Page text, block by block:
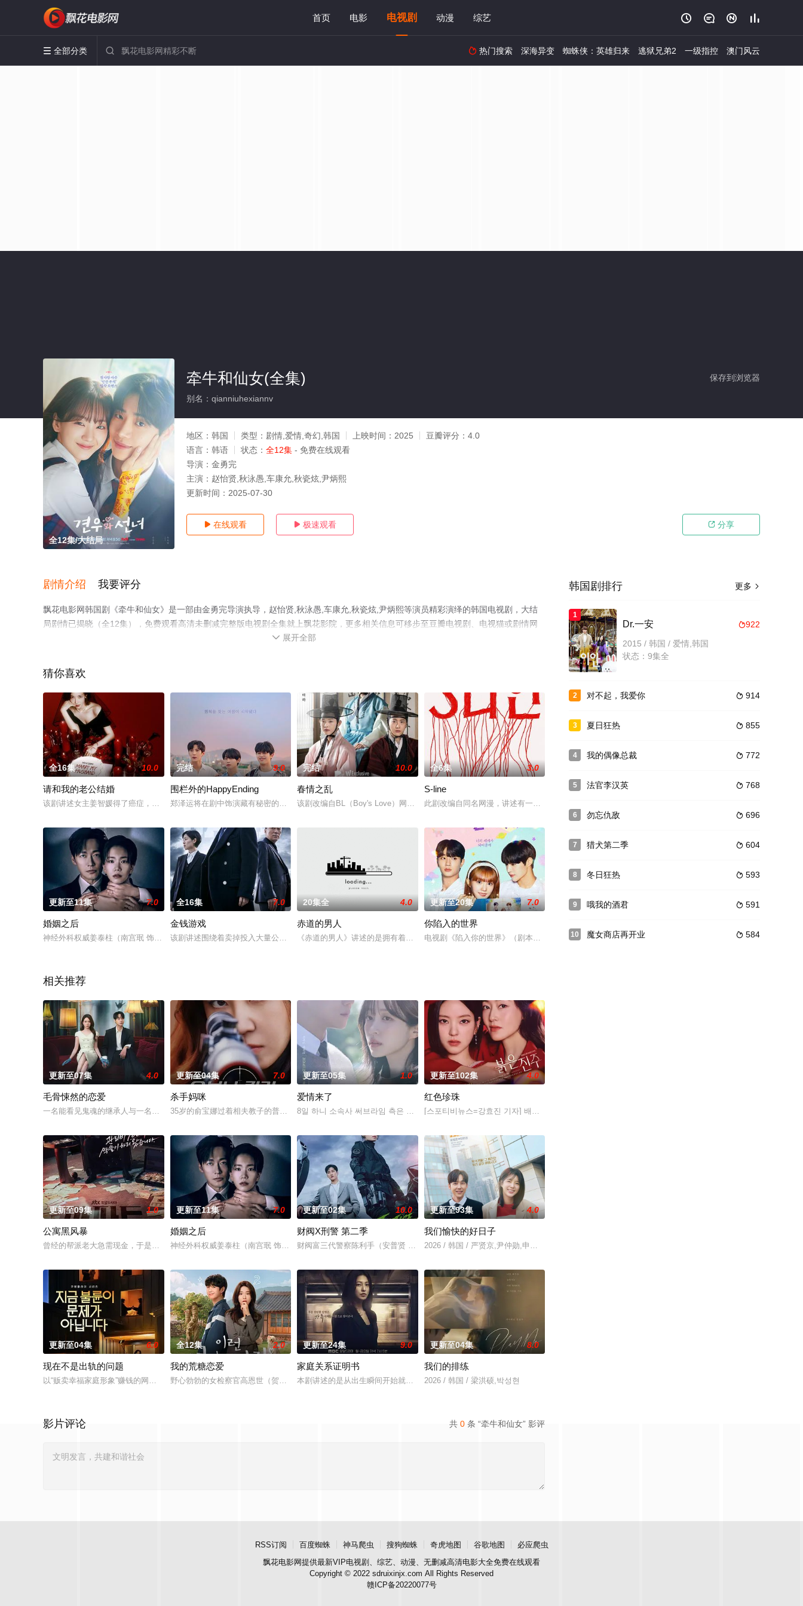
首页 电影 电视剧 动漫 综艺    
 全部分类   热门搜索 深海异变 蜘蛛侠：英雄归来 逃狱兄弟2 一级指控 澳门风云
全12集/大结局
保存到浏览器
牵牛和仙女(全集)
别名：qianniuhexiannv
地区： 韩国 类型： 剧情,爱情,奇幻,韩国 上映时间： 2025 豆瓣评分： 4.0
语言： 韩语 状态： 全12集 - 免费在线观看
导演： 金勇完
主演： 赵怡贤,秋泳愚,车康允,秋瓷炫,尹炳熙
更新时间： 2025-07-30
 在线观看  极速观看  分享
剧情介绍 我要评分
飘花电影网韩国剧《牵牛和仙女》是一部由金勇完导演执导，赵怡贤,秋泳愚,车康允,秋瓷炫,尹炳熙等演员精彩演绎的韩国电视剧，大结
局剧情已揭晓（全12集），免费观看高清未删减完整版电视剧全集就上飘花影院，更多相关信息可移步至豆瓣电视剧、电视猫或剧情网
 展开全部
猜你喜欢
全16集 10.0
请和我的老公结婚
该剧讲述女主姜智媛得了癌症，她目睹闺蜜和老公出轨，还被自己的老公杀死后,她突然穿越回到10年前，与同公司部长一起展开复仇的故事。
完结 9.0
围栏外的HappyEnding
郑泽运将在剧中饰演藏有秘密的明星作家金正贤（音译）一角。河钟宇将在剧中饰演对每件事情都很积极，热情洋溢的出版社代表韩泰英（音译）一角。工
完结 10.0
春情之乱
该剧改编自BL（Boy's Love）网络漫画，是一部想要摆脱奴隶身份的男主角伪装成女子后，和男子结婚而发生的惊险之三名男子间的
全6集 3.0
S-line
此剧改编自同名网漫，讲述有一天人类的头顶出现了肉眼可见的"红线"，这条线连接到了与自己有肉体关系的
更新至11集 7.0
婚姻之后
神经外科权威姜泰柱（南宫珉 饰）因为老婆高世允（李雪 饰）在提出离婚的第二日突然遭到神秘绑架，瞬间被警方锁定为头号通缉犯。为救出失踪的妻
全16集 7.0
金钱游戏
该剧讲述围绕着卖掉投入大量公共资金的廷仁银行（政府持股50%）而发生的纠葛的故事。将描写想把银行转手给国内其他单位的人们和想把银行卖给海
20集全 4.0
赤道的男人
《赤道的男人》讲述的是拥有着炙热欲望的4位男女主人公的爱情故事。揭示“人类的爱情与厌恶，到底哪里才是尽头”的主题。因无法预知明天，因
更新至20集 7.0
你陷入的世界
电视剧《陷入你的世界》（剧本申素英，导演孙艺恩和金宝拉）是一部青少年幻想罗曼史电视剧，被恶意留言
相关推荐
更新至07集 4.0
毛骨悚然的恋爱
一名能看见鬼魂的继承人与一名王牌检察官发现只要轻轻一碰，就能让他们成为异常高效率的搭档，于是两人联手侦破悬案。 该剧翻拍自2011年的《
更新至04集 7.0
杀手妈咪
35岁的俞宝娜过着相夫教子的普通生活。表面上她看起来温顺和善，还很怕婆婆，真实身份却是4年前突然隐退的杀手“翠鸟”。产假结束后，她又开始
更新至05集 1.0
爱情来了
8일 하니 소속사 써브라임 측은 OSEN에 “하니가 KBS2 새 주말 드라마 ‘사랑이 온다’ 출연을 검토 중이다”라고 입장
更新至102集 4.0
红色珍珠
[스포티비뉴스=강효진 기자] 배우 박진희가 본격 컴백 활동에 나선다. 7일 스포티비뉴스 취재에 따르면, 박진
更新至09集 1.0
公寓黑风暴
曾经的帮派老大急需现金，于是和有志成为律师的同伴合作，打算窃取住宅社区的储备基金，却意外揭开深藏的腐败真相。
更新至11集 7.0
婚姻之后
神经外科权威姜泰柱（南宫珉 饰）因为老婆高世允（李雪 饰）在提出离婚的第二日突然遭到神秘绑架，瞬间被警方锁定为头号通缉犯。为救出失踪的妻
更新至02集 10.0
财阀X刑警 第二季
财阀富三代警察陈利手（安普贤 饰）华丽回归，完美蜕变为成熟专业的刑警，继续以财力同实力展开查案历险记。新上司朱惠拉（郑恩彩 饰）空降
更新至93集 4.0
我们愉快的好日子
2026 / 韩国 / 严贤京,尹仲勋,申正允,尹多英,金惠玉,鲜于在德,尹多勋,文喜京,李商淑,郑孝彬,李家豪,郑永琡
更新至04集 6.0
现在不是出轨的问题
以“贩卖幸福家庭形象”赚钱的网红夫妇，与他们正陷入泥淖般离婚诉讼的医师邻居。两对夫妻卷入连外遇都算小事的惊人秘密后，展开了一连串失控的连
全12集 2.0
我的荒糖恋爱
野心勃勃的女检察官高恩世（贺营 饰）意外失忆，住进拳击教练张泰河（丁海寅 饰）家中，对方还自称是她的男友。这段剪不断理还乱的棘手关系，能
更新至24集 9.0
家庭关系证明书
本剧讲述的是从出生瞬间开始就被打上家庭崩溃烙印的一个孩子和面对冷酷的偏见和命运，重新找回自己人生的女性故事。
更新至04集 8.0
我们的排练
2026 / 韩国 / 梁洪硕,박성현
共 0 条 “牵牛和仙女” 影评
影片评论
更多 
韩国剧排行
1
922
Dr.一安
2015 / 韩国 / 爱情,韩国
状态：9集全
2  914
对不起，我爱你
3  855
夏日狂热
4  772
我的偶像总裁
5  768
法官李汉英
6  696
勿忘仇敌
7  604
猎犬第二季
8  593
冬日狂热
9  591
哦我的酒君
10  584
魔女商店再开业
RSS订阅 百度蜘蛛 神马爬虫 搜狗蜘蛛 奇虎地图 谷歌地图
必应爬虫
飘花电影网提供最新VIP电视剧、综艺、动漫、无删减高清电影大全免费在线观看
Copyright © 2022 sdruixinjx.com All Rights Reserved
赣ICP备20220077号